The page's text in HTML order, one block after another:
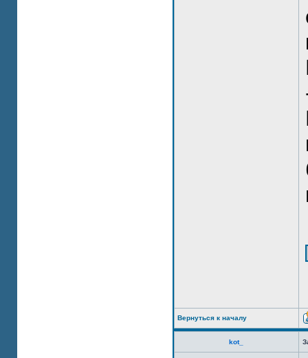
Вернуться к началу
kot_